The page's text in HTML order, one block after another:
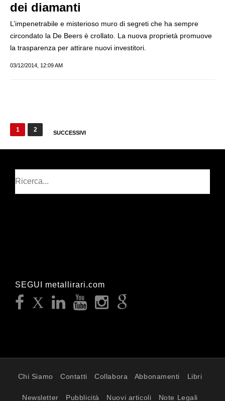
dei diamanti
L’impenetrabile e misterioso muro di segreti che ha sempre
circondato la De Beers è crollato. La nuova proprietà promuove
la trasparenza per attirare nuovi investitori.
03/12/2014, 12:09 AM
Paginazione
1 2 SUCCESSIVI
SEGUI metallirari.com
Chi Siamo Contatti Collabora Abbonamenti Libri
Newsletter Pubblicità Nuovi articoli Note Legali